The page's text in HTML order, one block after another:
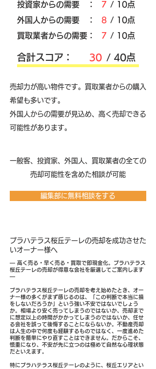
​投資家からの需要 ：
7 / 10点
外国人からの需要 ：
8 / 10点
買取業者からの需要：
7 / 10点
​合計スコア： 30 / 40点
売却力が高い物件です。買取業者からの購入
希望も多いです。
外国人からの需要が見込め、高く売却できる
可能性があります。
​一般客、投資家、外国人、買取業者の全ての
売却可能性を含めた相談が可能
編集部に無料相談をする
プラハテラス桜丘テーレの売却を成功させた
いオーナー様へ
― 高く売る・早く売る・買取で即現金化。プラハテラス
桜丘テーレの売却が得意な会社を厳選してご案内します
―
プラハテラス桜丘テーレの売却を考え始めたとき、オー
ナー様の多くがまず感じるのは、「この判断で本当に損
をしないだろうか」という強い不安ではないでしょう
か。相場より安く売ってしまうのではないか、売却まで
に想定以上の時間がかかってしまうのではないか、任せ
る会社を誤って後悔することにならないか。不動産売却
は人生の中で何度も経験するものではなく、一度進めた
判断を簡単にやり直すことはできません。だからこそ、
慎重になり、不安が先に立つのは極めて自然な心理状態
だといえます。
特にプラハテラス桜丘テーレのように、桜丘エリアとい